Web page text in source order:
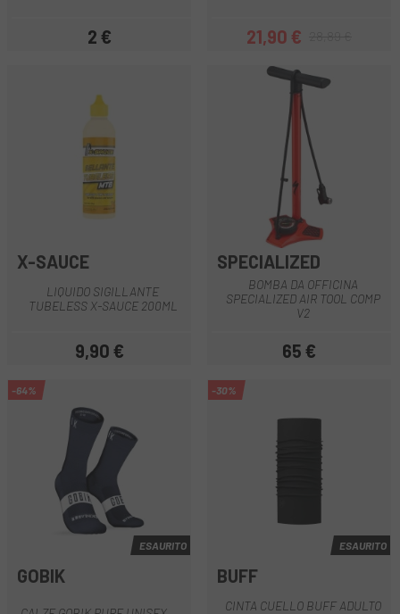
Prezzo
2 € Prezzo
21,90 €Prezzo base
X-SAUCE
LIQUIDO SIGILLANTE
TUBELESS X-SAUCE 200ML
Prezzo
9,90 €
SPECIALIZED
BOMBA DA OFFICINA
SPECIALIZED AIR TOOL COMP
V2
Prezzo
65 €
-64%
ESAURITO
GOBIK
-30%
ESAURITO
BUFF
CINTA CUELLO BUFF ADULTO